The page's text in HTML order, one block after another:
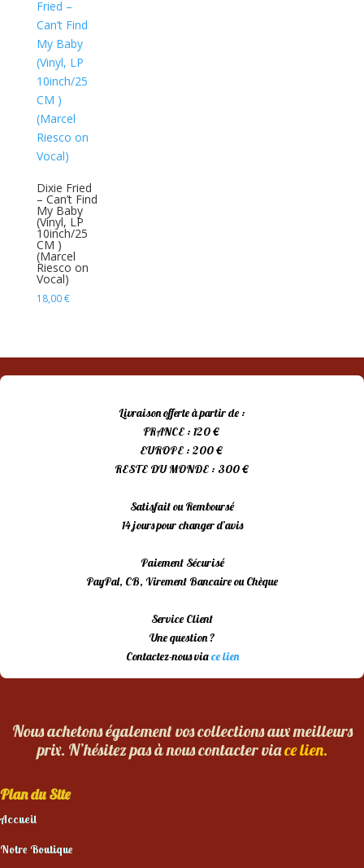
Dixie Fried
– Can’t Find
My Baby
(Vinyl, LP
10inch/25
CM )
(Marcel
Riesco on
Vocal)
18,00€
Livraison offerte à partir de :
FRANCE : 120 €
EUROPE : 200 €
RESTE DU MONDE : 300 €
Satisfait ou Remboursé
14 jours pour changer d’avis
Paiement Sécurisé
PayPal, CB, Virement Bancaire ou Chèque
Service Client
Une question ?
Contactez-nous viace lien
Nous achetons également vos collections aux meilleurs
prix. N’hésitez pas à nous contacter viace lien.
Plan du Site
Accueil
Notre Boutique